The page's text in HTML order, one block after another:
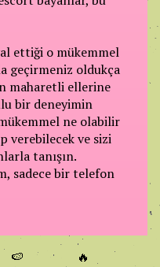
ettiği o mükemmel
geçirmeniz oldukça
maharetli ellerine
bir deneyimin
ne olabilir
verebilecek ve sizi
tanışın.
sadece bir telefon
🍉 🔥